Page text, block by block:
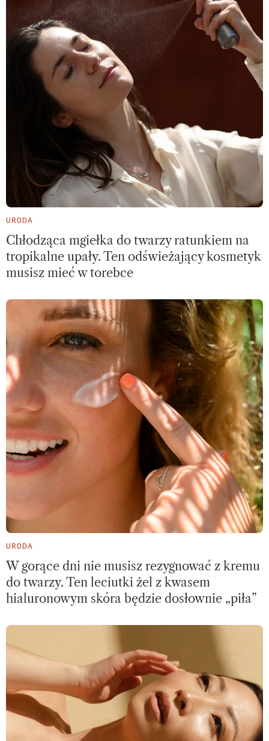
URODA
Chłodząca mgiełka do twarzy ratunkiem na
tropikalne upały. Ten odświeżający kosmetyk
musisz mieć w torebce
URODA
W gorące dni nie musisz rezygnować z kremu
do twarzy. Ten leciutki żel z kwasem
hialuronowym skóra będzie dosłownie „piła”